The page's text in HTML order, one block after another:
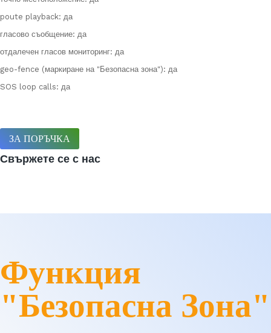
poute playback: да
гласово съобщение: да
отдалечен гласов мониторинг: да
geo-fence (маркиране на "Безопасна зона"): да
SOS loop calls: да
ЗА ПОРЪЧКА
Свържете се с нас
Функция
"Безопасна Зона"